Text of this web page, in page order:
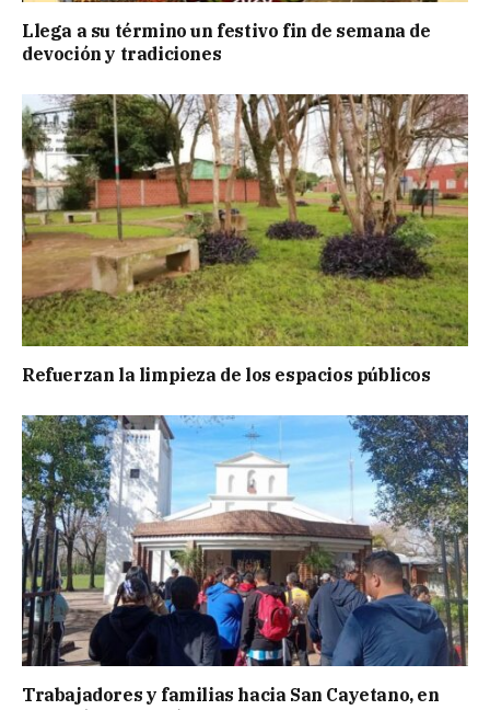
Llega a su término un festivo fin de semana de
devoción y tradiciones
Refuerzan la limpieza de los espacios públicos
Trabajadores y familias hacia San Cayetano, en